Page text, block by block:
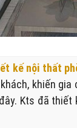
kế nội thất
khiến
Kts đã